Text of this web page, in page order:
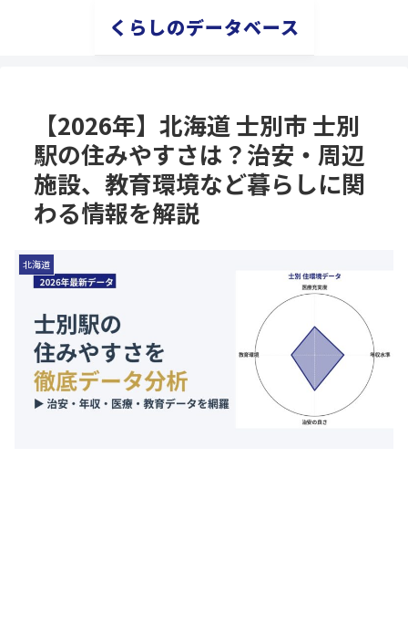
くらしのデータベース
【2026年】北海道 士別市 士別
駅の住みやすさは？治安・周辺
施設、教育環境など暮らしに関
わる情報を解説
北海道